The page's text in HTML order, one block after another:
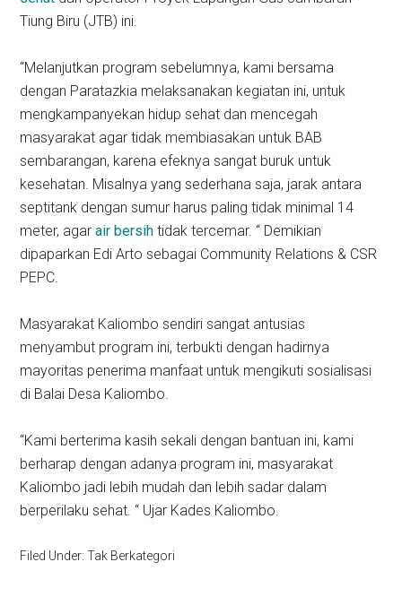
Tiung Biru (JTB) ini.
“Melanjutkan program sebelumnya, kami bersama
dengan Paratazkia melaksanakan kegiatan ini, untuk
mengkampanyekan hidup sehat dan mencegah
masyarakat agar tidak membiasakan untuk BAB
sembarangan, karena efeknya sangat buruk untuk
kesehatan. Misalnya yang sederhana saja, jarak antara
septitank dengan sumur harus paling tidak minimal 14
meter, agarair bersih tidak tercemar. “ Demikian
dipaparkan Edi Arto sebagai Community Relations & CSR
PEPC.
Masyarakat Kaliombo sendiri sangat antusias
menyambut program ini, terbukti dengan hadirnya
mayoritas penerima manfaat untuk mengikuti sosialisasi
di Balai Desa Kaliombo.
“Kami berterima kasih sekali dengan bantuan ini, kami
berharap dengan adanya program ini, masyarakat
Kaliombo jadi lebih mudah dan lebih sadar dalam
berperilaku sehat. “ Ujar Kades Kaliombo.
Filed Under: Tak Berkategori